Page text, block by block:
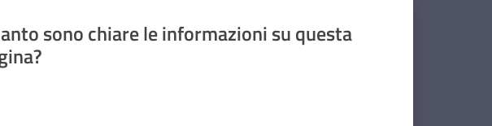
sono chiare le informazioni su questa